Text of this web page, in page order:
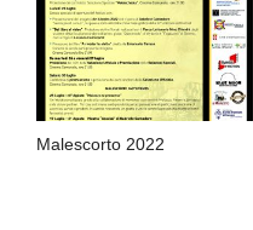
Malescorto 2022